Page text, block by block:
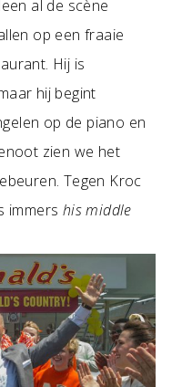
al de scène
op een fraaie
Hij is
hij begint
op de piano en
zien we het
Tegen Kroc
immers his middle